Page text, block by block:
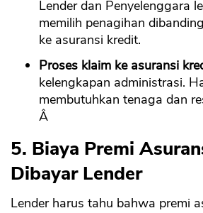
Lender dan Penyelenggara
memilih penagihan
ke asuransi kredit.
Proses klaim ke asuransi
kelengkapan administrasi.
membutuhkan tenaga dan
Â
5. Biaya Premi
Dibayar Lender
Lender harus tahu bahwa premi